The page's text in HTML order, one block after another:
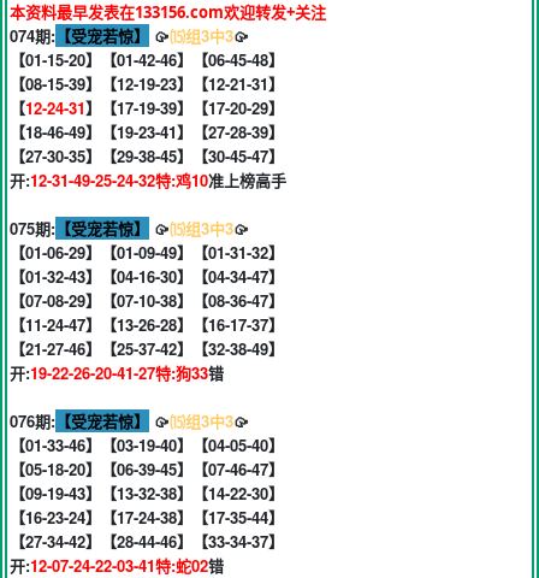
本资料最早发表在133156.com欢迎转发+关注
074期: 【受宠若惊】 🥠⒂组3中3🥠
【01-15-20】【01-42-46】【06-45-48】
【08-15-39】【12-19-23】【12-21-31】
【12-24-31】【17-19-39】【17-20-29】
【18-46-49】【19-23-41】【27-28-39】
【27-30-35】【29-38-45】【30-45-47】
开:12-31-49-25-24-32特:鸡10准上榜高手
075期: 【受宠若惊】 🥠⒂组3中3🥠
【01-06-29】【01-09-49】【01-31-32】
【01-32-43】【04-16-30】【04-34-47】
【07-08-29】【07-10-38】【08-36-47】
【11-24-47】【13-26-28】【16-17-37】
【21-27-46】【25-37-42】【32-38-49】
开:19-22-26-20-41-27特:狗33错
076期: 【受宠若惊】 🥠⒂组3中3🥠
【01-33-46】【03-19-40】【04-05-40】
【05-18-20】【06-39-45】【07-46-47】
【09-19-43】【13-32-38】【14-22-30】
【16-23-24】【17-24-38】【17-35-44】
【27-34-42】【28-44-46】【33-34-37】
开:12-07-24-22-03-41特:蛇02错